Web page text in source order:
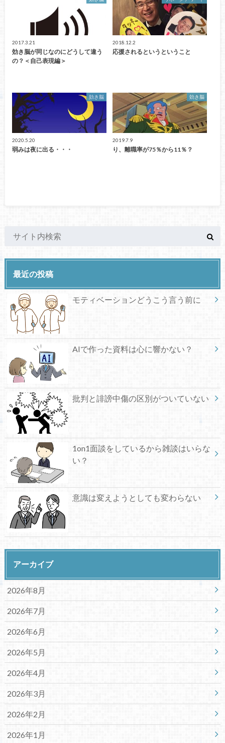
2017.3.21
効き脳が同じなのにどうして違う
の？＜自己表現編＞
2018.12.2
応援されるというということ
効き脳
2020.5.20
弱みは夜に出る・・・
効き脳
2019.7.9
り、離職率が75％から11％？
最近の投稿
モティベーションどうこう言う前に
AIで作った資料は心に響かない？
批判と誹謗中傷の区別がついていない
1on1面談をしているから雑談はいらな
い？
意識は変えようとしても変わらない
アーカイブ
2026年8月
2026年7月
2026年6月
2026年5月
2026年4月
2026年3月
2026年2月
2026年1月